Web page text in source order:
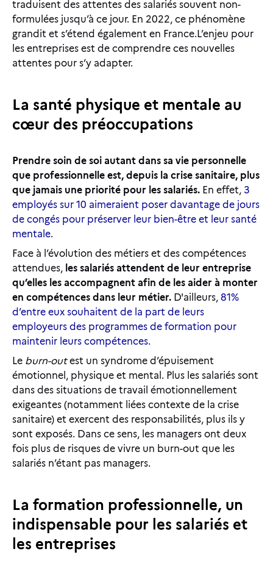
traduisent des attentes des salariés souvent non-
formulées jusqu’à ce jour. En 2022, ce phénomène
grandit et s’étend également en France.L’enjeu pour
les entreprises est de comprendre ces nouvelles
attentes pour s’y adapter.
La santé physique et mentale au
cœur des préoccupations
Prendre soin de soi autant dans sa vie personnelle
que professionnelle est, depuis la crise sanitaire, plus
que jamais une priorité pour les salariés. En effet, 3
employés sur 10 aimeraient poser davantage de jours
de congés pour préserver leur bien-être et leur santé
mentale.
Face à l’évolution des métiers et des compétences
attendues, les salariés attendent de leur entreprise
qu’elles les accompagnent afin de les aider à monter
en compétences dans leur métier. D'ailleurs, 81%
d’entre eux souhaitent de la part de leurs
employeurs des programmes de formation pour
maintenir leurs compétences.
Le burn-outest un syndrome d’épuisement
émotionnel, physique et mental. Plus les salariés sont
dans des situations de travail émotionnellement
exigeantes (notamment liées contexte de la crise
sanitaire) et exercent des responsabilités, plus ils y
sont exposés. Dans ce sens, les managers ont deux
fois plus de risques de vivre un burn-out que les
salariés n’étant pas managers.
La formation professionnelle, un
indispensable pour les salariés et
les entreprises